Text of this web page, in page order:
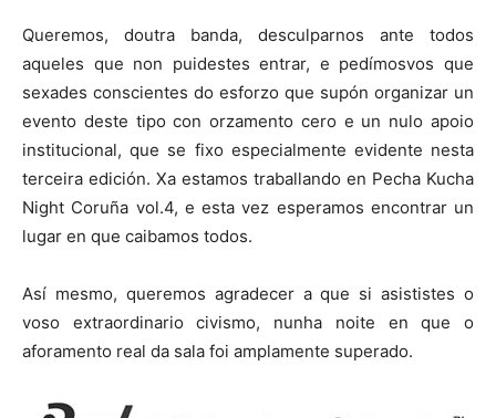
Queremos, doutra banda, desculparnos ante todos
aqueles que non puidestes entrar, e pedímosvos que
sexades conscientes do esforzo que supón organizar un
evento deste tipo con orzamento cero e un nulo apoio
institucional, que se fixo especialmente evidente nesta
terceira edición. Xa estamos traballando en Pecha Kucha
Night Coruña vol.4, e esta vez esperamos encontrar un
lugar en que caibamos todos.
Así mesmo, queremos agradecer a que si asististes o
voso extraordinario civismo, nunha noite en que o
aforamento real da sala foi amplamente superado.